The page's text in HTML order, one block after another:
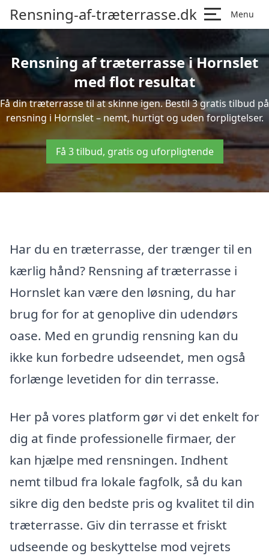
Rensning-af-træterrasse.dk Menu
Rensning af træterrasse i Hornslet
med flot resultat
Få din træterrasse til at skinne igen. Bestil 3 gratis tilbud på
rensning i Hornslet – nemt, hurtigt og uden forpligtelser.
Få 3 tilbud, gratis og uforpligtende
Har du en træterrasse, der trænger til en
kærlig hånd? Rensning af træterrasse i
Hornslet kan være den løsning, du har
brug for for at genoplive din udendørs
oase. Med en grundig rensning kan du
ikke kun forbedre udseendet, men også
forlænge levetiden for din terrasse.
Her på vores platform gør vi det enkelt for
dig at finde professionelle firmaer, der
kan hjælpe med rensningen. Indhent
nemt tilbud fra lokale fagfolk, så du kan
sikre dig den bedste pris og kvalitet til din
træterrasse. Giv din terrasse et friskt
udseende og beskyttelse mod vejrets